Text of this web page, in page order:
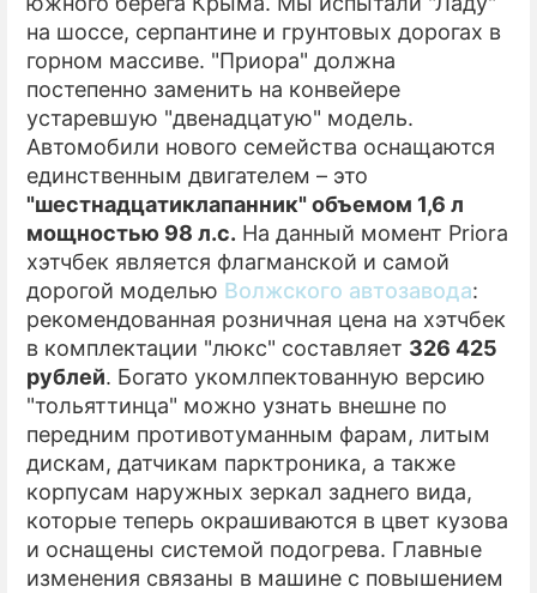
СЕРИАЛЫ
ИГРЫ
ПРЕСС-РЕЛИЗЫ
О ПРОЕКТЕ
на шоссе, серпантине и грунтовых дорогах в
горном массиве. "Приора" должна
постепенно заменить на конвейере
устаревшую "двенадцатую" модель.
Автомобили нового семейства оснащаются
единственным двигателем – это
"шестнадцатиклапанник" объемом 1,6 л
мощностью 98 л.с. На данный момент Priora
хэтчбек является флагманской и самой
дорогой моделью Волжского автозавода:
рекомендованная розничная цена на хэтчбек
в комплектации "люкс" составляет 326 425
рублей. Богато укомлпектованную версию
"тольяттинца" можно узнать внешне по
передним противотуманным фарам, литым
дискам, датчикам парктроника, а также
корпусам наружных зеркал заднего вида,
которые теперь окрашиваются в цвет кузова
и оснащены системой подогрева. Главные
изменения связаны в машине с повышением